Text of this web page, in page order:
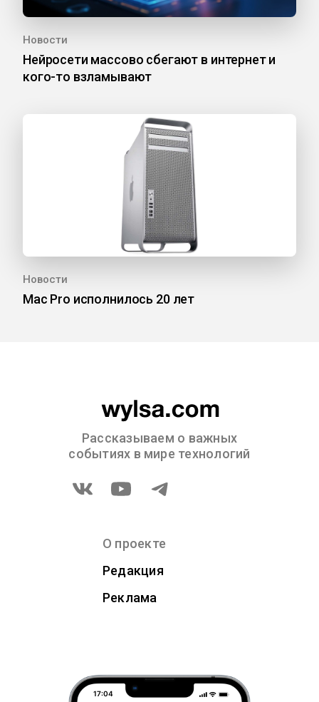
Новости
Нейросети массово сбегают в интернет и
кого-то взламывают
Новости
Mac Pro исполнилось 20 лет
Рассказываем о важных
событиях в мире технологий
О проекте
Редакция
Реклама
17:04